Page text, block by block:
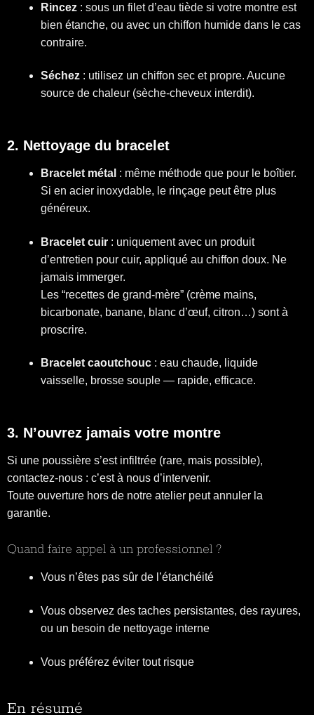
Rincez : sous un filet d’eau tiède si votre montre est
bien étanche, ou avec un chiffon humide dans le cas
contraire.
Séchez : utilisez un chiffon sec et propre. Aucune
source de chaleur (sèche-cheveux interdit).
2. Nettoyage du bracelet
Bracelet métal : même méthode que pour le boîtier.
Si en acier inoxydable, le rinçage peut être plus
généreux.
Bracelet cuir : uniquement avec un produit
d’entretien pour cuir, appliqué au chiffon doux. Ne
jamais immerger.
Les “recettes de grand-mère” (crème mains,
bicarbonate, banane, blanc d’œuf, citron…) sont à
proscrire.
Bracelet caoutchouc : eau chaude, liquide
vaisselle, brosse souple — rapide, efficace.
3. N’ouvrez jamais votre montre
Si une poussière s’est infiltrée (rare, mais possible),
contactez-nous : c’est à nous d’intervenir.
Toute ouverture hors de notre atelier peut annuler la
garantie.
Quand faire appel à un professionnel ?
Vous n’êtes pas sûr de l’étanchéité
Vous observez des taches persistantes, des rayures,
ou un besoin de nettoyage interne
Vous préférez éviter tout risque
En résumé